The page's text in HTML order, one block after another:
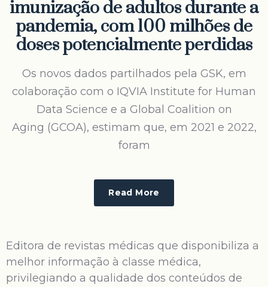
imunização de adultos durante a
pandemia, com 100 milhões de
doses potencialmente perdidas
Os novos dados partilhados pela GSK, em
colaboração com o IQVIA Institute for Human
Data Science e a Global Coalition on
Aging (GCOA), estimam que, em 2021 e 2022,
foram
Read More
Editora de revistas médicas que disponibiliza a
melhor informação à classe médica,
privilegiando a qualidade dos conteúdos de